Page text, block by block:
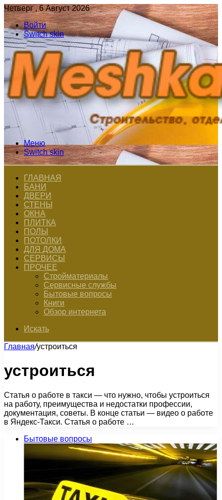
Четверг , 6 Август 2026
Войти
Switch skin
Меню
Switch skin
ГЛАВНАЯ
БАНИ
ДВЕРИ
СТЕНЫ
ОКНА
ПЛИТКА
ПОЛЫ
ПОТОЛКИ
ДЛЯ ДОМА
СЕРВИСЫ
ПРОЧЕЕ
Стройматериалы
Сервисные службы
Бытовые вопросы
Книги
Обзор интернета
Искать
Главная/устроиться
устроиться
Статья о работе в такси — что нужно, чтобы устроиться
на работу, преимущества и недостатки профессии,
документация, советы. В конце статьи — видео о работе
в Яндекс-Такси. Статья о работе …
Бытовые вопросы